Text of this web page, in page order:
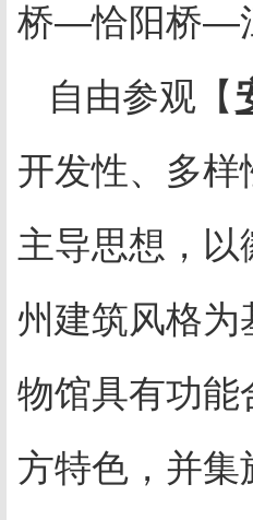
桥—恰阳桥—
自由参观【
开发性、多
主导思想，
州建筑风格
物馆具有功能
方特色，并